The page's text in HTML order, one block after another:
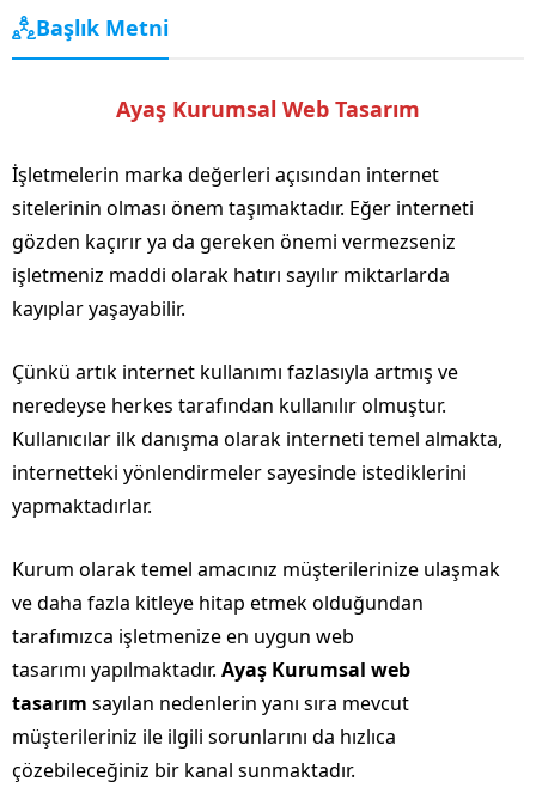
Başlık Metni
Ayaş Kurumsal Web Tasarım
İşletmelerin marka değerleri açısından internet
sitelerinin olması önem taşımaktadır. Eğer interneti
gözden kaçırır ya da gereken önemi vermezseniz
işletmeniz maddi olarak hatırı sayılır miktarlarda
kayıplar yaşayabilir.
Çünkü artık internet kullanımı fazlasıyla artmış ve
neredeyse herkes tarafından kullanılır olmuştur.
Kullanıcılar ilk danışma olarak interneti temel almakta,
internetteki yönlendirmeler sayesinde istediklerini
yapmaktadırlar.
Kurum olarak temel amacınız müşterilerinize ulaşmak
ve daha fazla kitleye hitap etmek olduğundan
tarafımızca işletmenize en uygun web
tasarımı yapılmaktadır. Ayaş Kurumsal web
tasarım sayılan nedenlerin yanı sıra mevcut
müşterileriniz ile ilgili sorunlarını da hızlıca
çözebileceğiniz bir kanal sunmaktadır.